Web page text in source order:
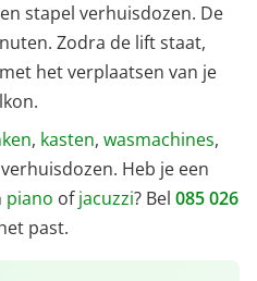
stapel verhuisdozen. De
Zodra de lift staat,
het verplaatsen van je
, kasten, wasmachines,
Heb je een
piano ofjacuzzi? Bel 085 026
past.